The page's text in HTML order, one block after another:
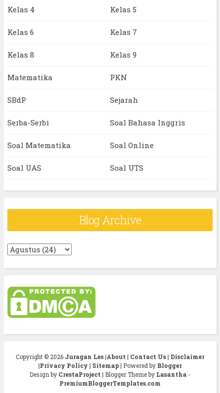
Kelas 4 Kelas 5
Kelas 6 Kelas 7
Kelas 8 Kelas 9
Matematika PKN
SBdP Sejarah
Serba-Serbi Soal Bahasa Inggris
Soal Matematika Soal Online
Soal UAS Soal UTS
Blog Archive
Copyright © 2026 Juragan Les|About | Contact Us| Disclaimer
|Privacy Policy | Sitemap| Powered by Blogger
Design by CrestaProject | Blogger Theme by Lasantha -
PremiumBloggerTemplates.com